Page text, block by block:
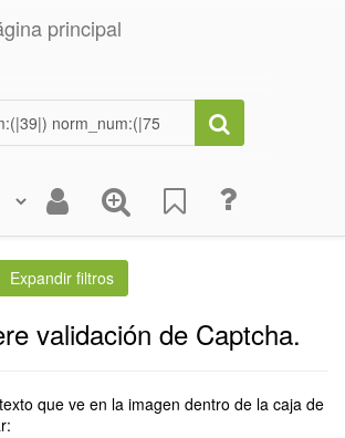
validación de Captcha.
que ve en la imagen dentro de la caja de